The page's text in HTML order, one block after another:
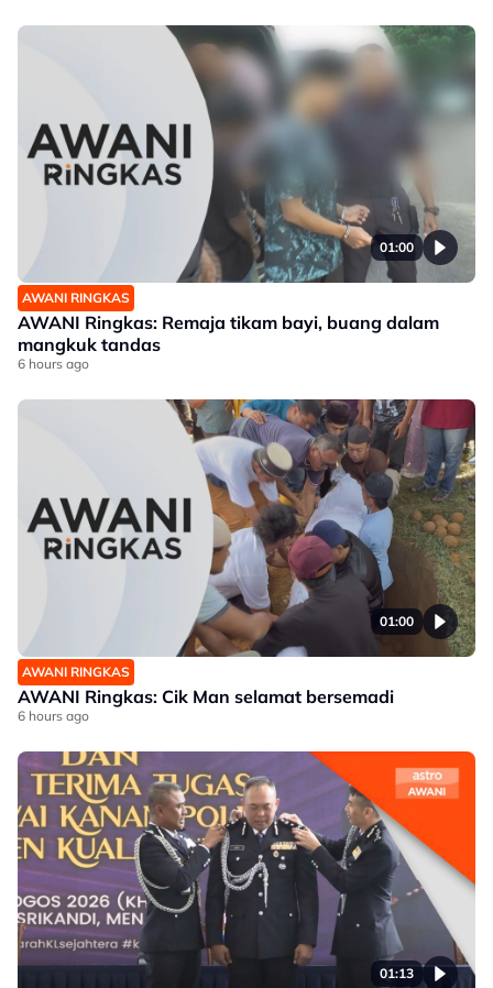
01:00
AWANI RINGKAS
AWANI Ringkas: Remaja tikam bayi, buang dalam
mangkuk tandas
6 hours ago
01:00
AWANI RINGKAS
AWANI Ringkas: Cik Man selamat bersemadi
6 hours ago
01:13